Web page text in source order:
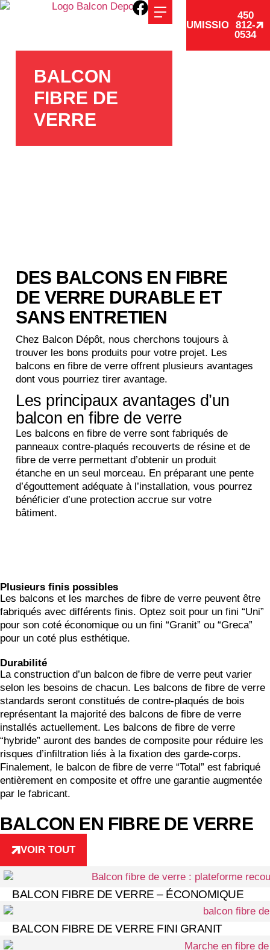
SOUMISSION
450
812-
0534
BALCON
FIBRE DE
VERRE
DES BALCONS EN FIBRE
DE VERRE DURABLE ET
SANS ENTRETIEN
Chez Balcon Dépôt, nous cherchons toujours à
trouver les bons produits pour votre projet. Les
balcons en fibre de verre offrent plusieurs avantages
dont vous pourriez tirer avantage.
Les principaux avantages d’un
balcon en fibre de verre
Les balcons en fibre de verre sont fabriqués de
panneaux contre-plaqués recouverts de résine et de
fibre de verre permettant d’obtenir un produit
étanche en un seul morceau. En préparant une pente
d’égouttement adéquate à l’installation, vous pourrez
bénéficier d’une protection accrue sur votre
bâtiment.
Plusieurs finis possibles
Les balcons et les marches de fibre de verre peuvent être
fabriqués avec différents finis. Optez soit pour un fini “Uni”
pour son coté économique ou un fini “Granit” ou “Greca”
pour un coté plus esthétique.
Durabilité
La construction d’un balcon de fibre de verre peut varier
selon les besoins de chacun. Les balcons de fibre de verre
standards seront constitués de contre-plaqués de bois
représentant la majorité des balcons de fibre de verre
installés actuellement. Les balcons de fibre de verre
“hybride” auront des bandes de composite pour réduire les
risques d’infiltration liés à la fixation des garde-corps.
Finalement, le balcon de fibre de verre “Total” est fabriqué
entièrement en composite et offre une garantie augmentée
par le fabricant.
BALCON EN FIBRE DE VERRE
VOIR TOUT
BALCON FIBRE DE VERRE – ÉCONOMIQUE
BALCON FIBRE DE VERRE FINI GRANIT